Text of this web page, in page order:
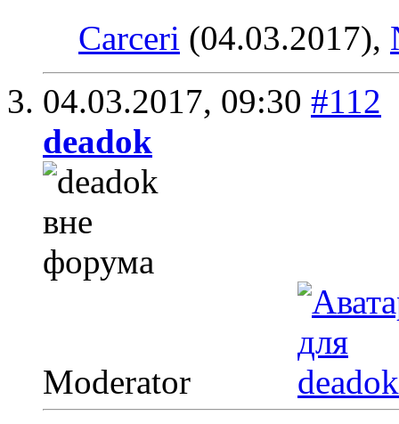
Carceri (04.03.2017),
04.03.2017, 09:30 #112
deadok
Moderator